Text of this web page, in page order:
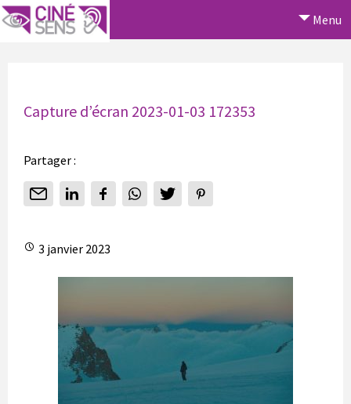
Menu
Capture d’écran 2023-01-03 172353
Partager :
3 janvier 2023